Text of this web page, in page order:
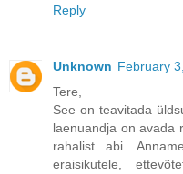
Reply
Unknown February
Tere,
See on teavitada
laenuandja on avada
rahalist abi.
eraisikutele,